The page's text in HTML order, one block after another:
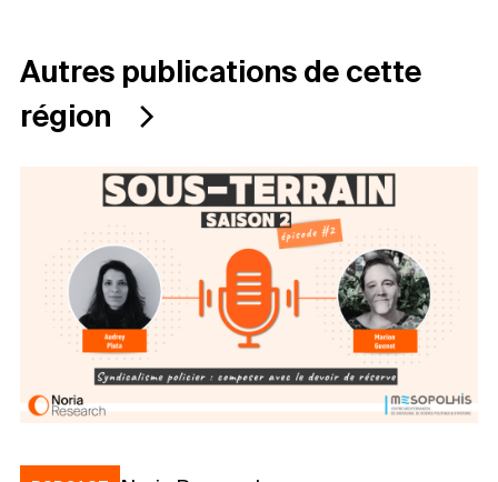
Autres publications de cette
région